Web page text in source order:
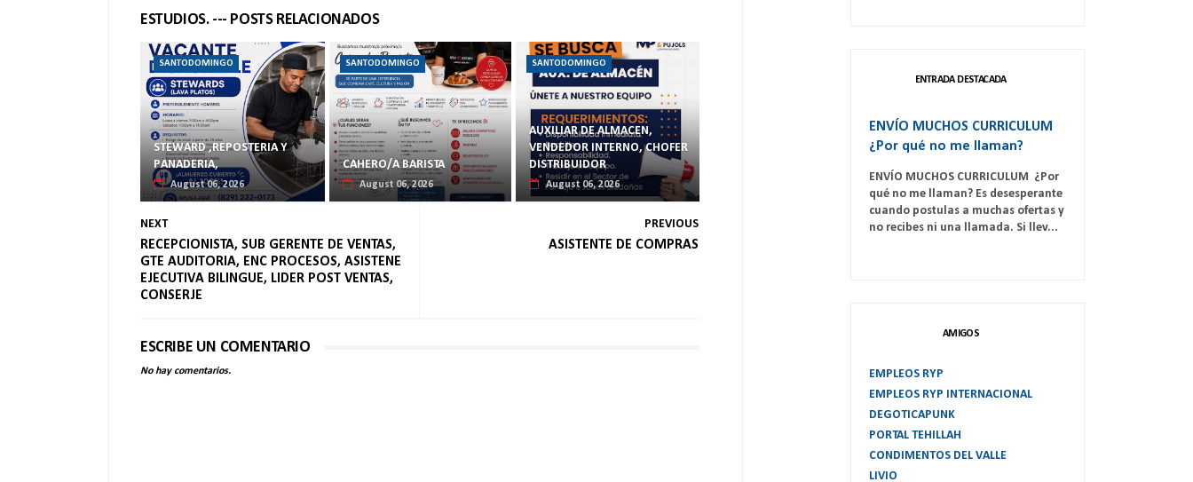
ESTUDIOS. --- POSTS RELACIONADOS
SANTODOMINGO
STEWARD ,REPOSTERIA Y
PANADERIA,
August 06, 2026
SANTODOMINGO
CAHERO/A BARISTA
August 06, 2026
SANTODOMINGO
AUXILIAR DE ALMACEN,
VENDEDOR INTERNO, CHOFER
DISTRIBUIDOR
August 06, 2026
NEXT
RECEPCIONISTA, SUB GERENTE DE VENTAS,
GTE AUDITORIA, ENC PROCESOS, ASISTENE
EJECUTIVA BILINGUE, LIDER POST VENTAS,
CONSERJE
PREVIOUS
ASISTENTE DE COMPRAS
ESCRIBE UN COMENTARIO
No hay comentarios.
ENTRADA DESTACADA
ENVÍO MUCHOS CURRICULUM
¿Por qué no me llaman?
ENVÍO MUCHOS CURRICULUM ¿Por
qué no me llaman? Es desesperante
cuando postulas a muchas ofertas y
no recibes ni una llamada. Si llev...
AMIGOS
EMPLEOS RYP
EMPLEOS RYP INTERNACIONAL
DEGOTICAPUNK
PORTAL TEHILLAH
CONDIMENTOS DEL VALLE
LIVIO